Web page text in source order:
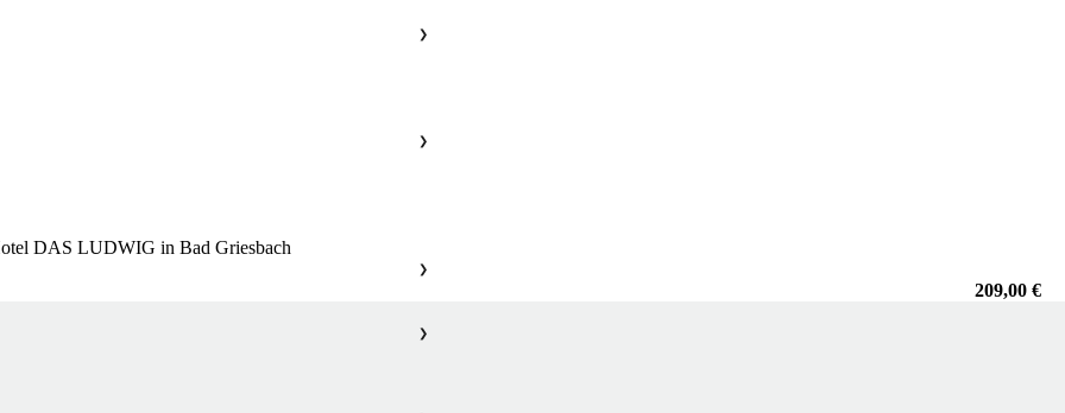
DAS LUDWIG in Bad Griesbach
209,00 €
❯
❯
❯
❯